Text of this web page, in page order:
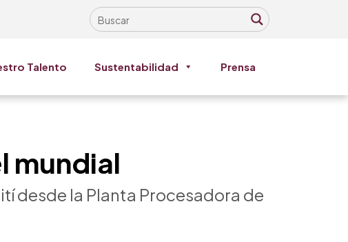
Talento Sustentabilidad Prensa
mundial
desde la Planta Procesadora de